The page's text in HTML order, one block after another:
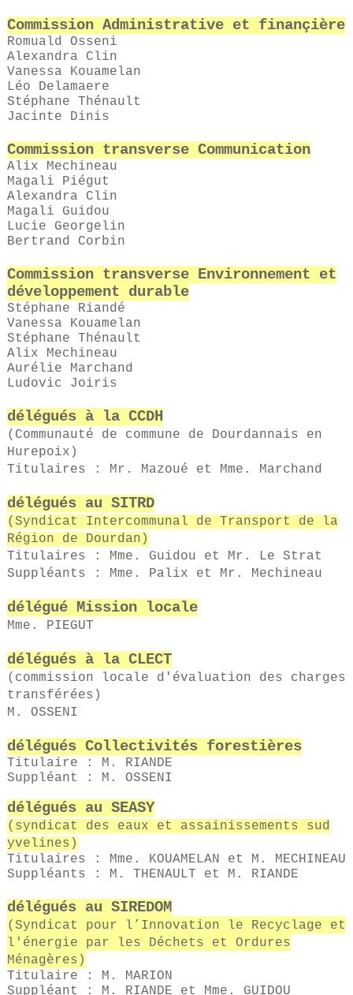
Commission Administrative et finançière
Romuald Osseni
Alexandra Clin
Vanessa Kouamelan
Léo Delamaere
Stéphane Thénault
Jacinte Dinis
Commission transverse Communication
Alix Mechineau
Magali Piégut
Alexandra Clin
Magali Guidou
Lucie Georgelin
Bertrand Corbin
Commission transverse Environnement et
développement durable
Stéphane Riandé
Vanessa Kouamelan
Stéphane Thénault
Alix Mechineau
Aurélie Marchand
Ludovic Joiris
délégués à la CCDH
(Communauté de commune de Dourdannais en
Hurepoix)
Titulaires : Mr. Mazoué et Mme. Marchand
délégués au SITRD
(Syndicat Intercommunal de Transport de la
Région de Dourdan)
Titulaires : Mme. Guidou et Mr. Le Strat
Suppléants : Mme. Palix et Mr. Mechineau
délégué Mission locale
Mme. PIEGUT
délégués à la CLECT
(commission locale d'évaluation des charges
transférées)
M. OSSENI
délégués Collectivités forestières
Titulaire : M. RIANDE
Suppléant : M. OSSENI
délégués au SEASY
(syndicat des eaux et assainissements sud
yvelines)
Titulaires : Mme. KOUAMELAN et M. MECHINEAU
Suppléants : M. THENAULT et M. RIANDE
délégués au SIREDOM
(Syndicat pour l’Innovation le Recyclage et
l'énergie par les Déchets et Ordures
Ménagères)
Titulaire : M. MARION
Suppléant : M. RIANDE et Mme. GUIDOU